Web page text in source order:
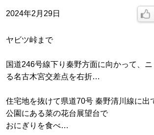
2024年2月29日
ヤビツ峠まで
国道246号線下り秦野方面に向かって、
る名古木宮交差点を右折…
住宅地を抜けて県道70号 秦野清川線に出
公園にある菜の花台展望台で
おにぎりを食べ…